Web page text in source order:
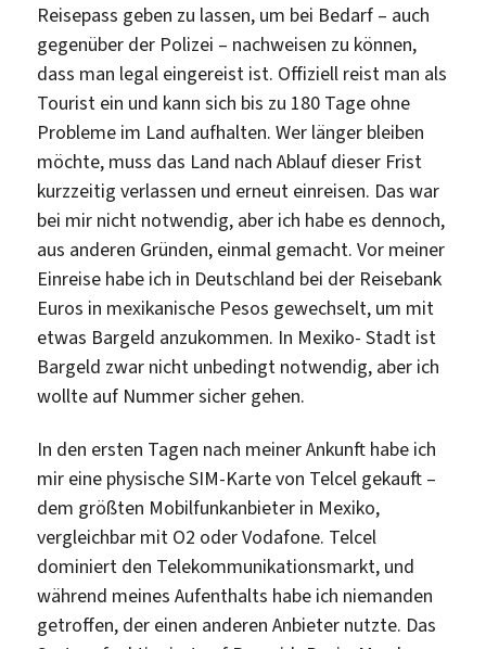
Reisepass geben zu lassen, um bei Bedarf – auch
gegenüber der Polizei – nachweisen zu können,
dass man legal eingereist ist. Offiziell reist man als
Tourist ein und kann sich bis zu 180 Tage ohne
Probleme im Land aufhalten. Wer länger bleiben
möchte, muss das Land nach Ablauf dieser Frist
kurzzeitig verlassen und erneut einreisen. Das war
bei mir nicht notwendig, aber ich habe es dennoch,
aus anderen Gründen, einmal gemacht. Vor meiner
Einreise habe ich in Deutschland bei der Reisebank
Euros in mexikanische Pesos gewechselt, um mit
etwas Bargeld anzukommen. In Mexiko- Stadt ist
Bargeld zwar nicht unbedingt notwendig, aber ich
wollte auf Nummer sicher gehen.
In den ersten Tagen nach meiner Ankunft habe ich
mir eine physische SIM-Karte von Telcel gekauft –
dem größten Mobilfunkanbieter in Mexiko,
vergleichbar mit O2 oder Vodafone. Telcel
dominiert den Telekommunikationsmarkt, und
während meines Aufenthalts habe ich niemanden
getroffen, der einen anderen Anbieter nutzte. Das